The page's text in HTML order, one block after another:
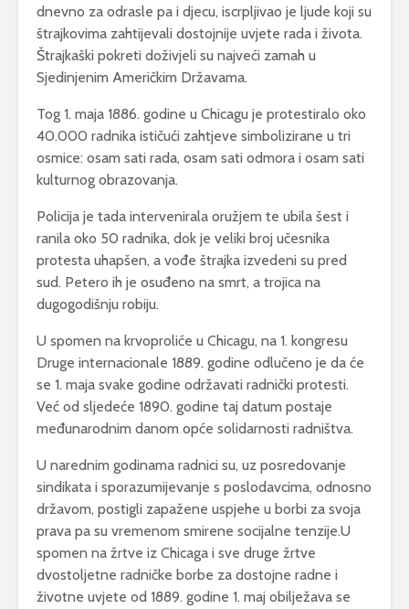
dnevno za odrasle pa i djecu, iscrpljivao je ljude koji su
štrajkovima zahtijevali dostojnije uvjete rada i života.
Štrajkaški pokreti doživjeli su najveći zamah u
Sjedinjenim Američkim Državama.
Tog 1. maja 1886. godine u Chicagu je protestiralo oko
40.000 radnika ističući zahtjeve simbolizirane u tri
osmice: osam sati rada, osam sati odmora i osam sati
kulturnog obrazovanja.
Policija je tada intervenirala oružjem te ubila šest i
ranila oko 50 radnika, dok je veliki broj učesnika
protesta uhapšen, a vođe štrajka izvedeni su pred
sud. Petero ih je osuđeno na smrt, a trojica na
dugogodišnju robiju.
U spomen na krvoproliće u Chicagu, na 1. kongresu
Druge internacionale 1889. godine odlučeno je da će
se 1. maja svake godine održavati radnički protesti.
Već od sljedeće 1890. godine taj datum postaje
međunarodnim danom opće solidarnosti radništva.
U narednim godinama radnici su, uz posredovanje
sindikata i sporazumijevanje s poslodavcima, odnosno
državom, postigli zapažene uspjehe u borbi za svoja
prava pa su vremenom smirene socijalne tenzije.U
spomen na žrtve iz Chicaga i sve druge žrtve
dvostoljetne radničke borbe za dostojne radne i
životne uvjete od 1889. godine 1. maj obilježava se